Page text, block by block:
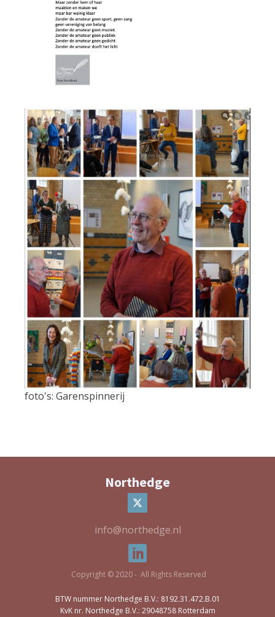
foto's: Garenspinnerij
Northedge
info@northedge.nl
Copyright © 2020 - All Rights Reserved
BTW nummer Northedge B.V.: 8192.31.472.B.01
KvK nr. Northedge B.V.: 29048758 Rotterdam